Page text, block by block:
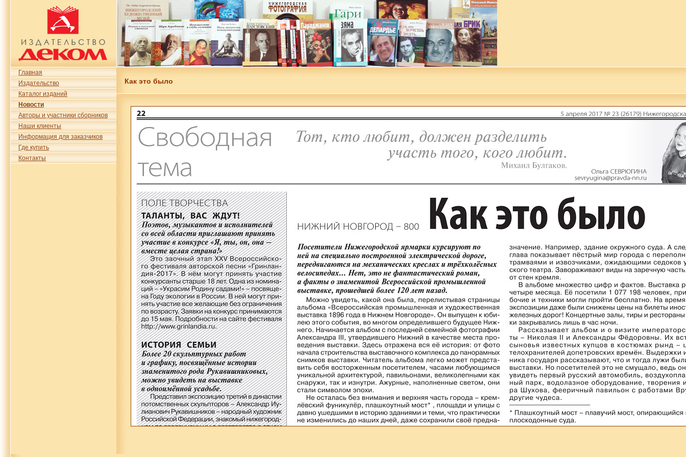
Главная
Издательство
Каталог изданий
Новости
Авторы и участники сборников
Наши клиенты
Информация для заказчиков
Где купить
Контакты
Как это было